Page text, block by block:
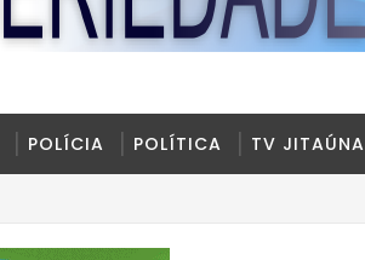
POLÍCIA POLÍTICA TV JITAÚNA